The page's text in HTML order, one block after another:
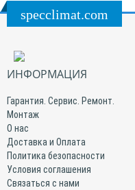
specclimat.com
ИНФОРМАЦИЯ
Гарантия. Сервис. Ремонт.
Монтаж
О нас
Доставка и Оплата
Политика безопасности
Условия соглашения
Связаться с нами